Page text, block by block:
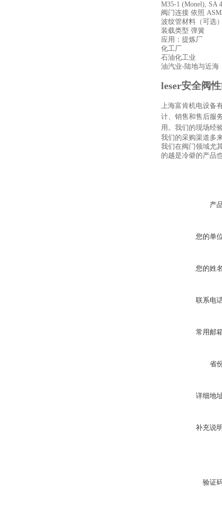
M35-1 (Monel), SA
阀门连接 依照
波纹管材料（可选
装载类型 弹簧
应用：提炼厂
化工厂
石油化工业
油汽业-陆地与近海
leser安全阀
上海富肯机电设备
计、销售和售后服
用。我们的现场经
我们的采购渠道多
我们在阀门领域尤
的越是冷僻的产品
产
您的单
您的姓
联系电
常用邮
省
详细地
补充说
验证